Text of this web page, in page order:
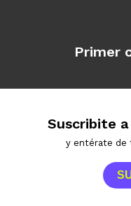
Primer
Suscribite
y entérate de